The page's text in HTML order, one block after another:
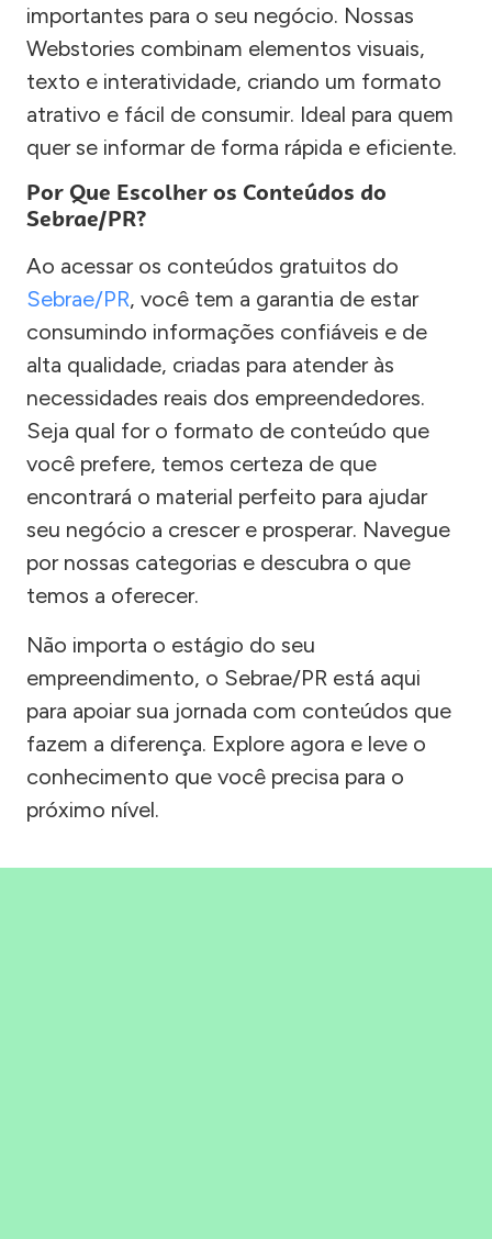
importantes para o seu negócio. Nossas
Webstories combinam elementos visuais,
texto e interatividade, criando um formato
atrativo e fácil de consumir. Ideal para quem
quer se informar de forma rápida e eficiente.
Por Que Escolher os Conteúdos do
Sebrae/PR?
Ao acessar os conteúdos gratuitos do
Sebrae/PR, você tem a garantia de estar
consumindo informações confiáveis e de
alta qualidade, criadas para atender às
necessidades reais dos empreendedores.
Seja qual for o formato de conteúdo que
você prefere, temos certeza de que
encontrará o material perfeito para ajudar
seu negócio a crescer e prosperar. Navegue
por nossas categorias e descubra o que
temos a oferecer.
Não importa o estágio do seu
empreendimento, o Sebrae/PR está aqui
para apoiar sua jornada com conteúdos que
fazem a diferença. Explore agora e leve o
conhecimento que você precisa para o
próximo nível.